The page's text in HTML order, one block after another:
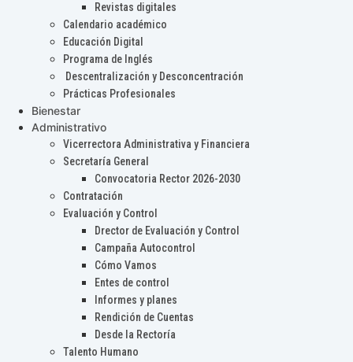
Revistas digitales
Calendario académico
Educación Digital
Programa de Inglés
Descentralización y Desconcentración
Prácticas Profesionales
Bienestar
Administrativo
Vicerrectora Administrativa y Financiera
Secretaría General
Convocatoria Rector 2026-2030
Contratación
Evaluación y Control
Drector de Evaluación y Control
Campaña Autocontrol
Cómo Vamos
Entes de control
Informes y planes
Rendición de Cuentas
Desde la Rectoría
Talento Humano